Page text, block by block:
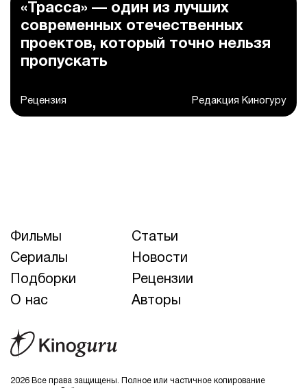
«Трасса» — один из лучших
современных отечественных
проектов, который точно нельзя
пропускать
Рецензия Редакция Киногуру
2026 Все права защищены. Полное или частичное копирование
Фильмы
Статьи
Сериалы
Новости
Подборки
Рецензии
О нас
Авторы